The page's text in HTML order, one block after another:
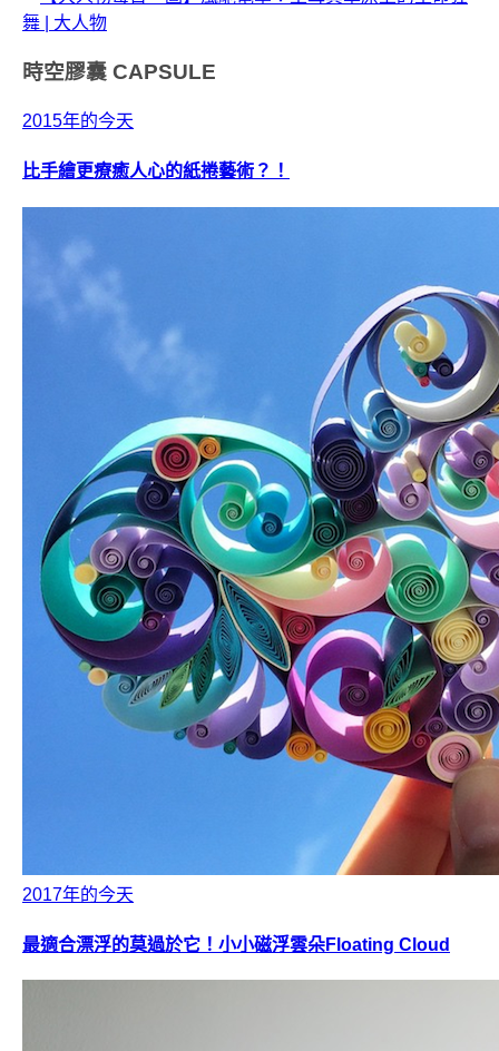
時空膠囊 CAPSULE
2015年的今天
比手繪更療癒人心的紙捲藝術？！
2017年的今天
最適合漂浮的莫過於它！小小磁浮雲朵Floating Cloud